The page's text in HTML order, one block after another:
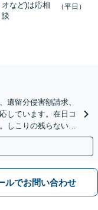
オなど)は応相
談
（平日）
遺留分侵害額請求、
しています。在日コ
しこりの残らない解
ルでお問い合わせ